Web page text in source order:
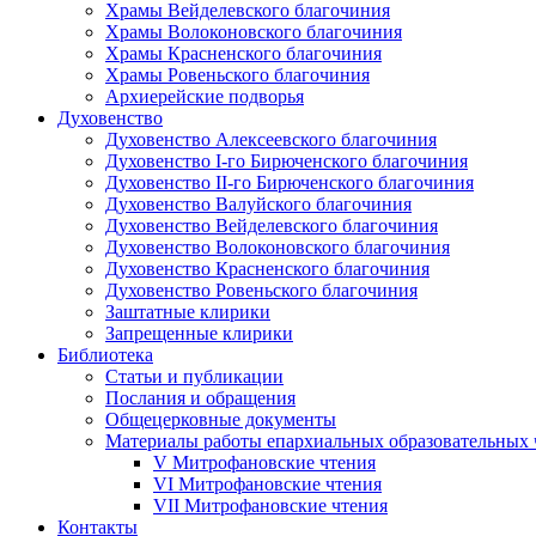
Храмы Вейделевского благочиния
Храмы Волоконовского благочиния
Храмы Красненского благочиния
Храмы Ровеньского благочиния
Архиерейские подворья
Духовенство
Духовенство Алексеевского благочиния
Духовенство I-го Бирюченского благочиния
Духовенство II-го Бирюченского благочиния
Духовенство Валуйского благочиния
Духовенство Вейделевского благочиния
Духовенство Волоконовского благочиния
Духовенство Красненского благочиния
Духовенство Ровеньского благочиния
Заштатные клирики
Запрещенные клирики
Библиотека
Статьи и публикации
Послания и обращения
Общецерковные документы
Материалы работы епархиальных образовательных
V Митрофановские чтения
VI Митрофановские чтения
VII Митрофановские чтения
Контакты